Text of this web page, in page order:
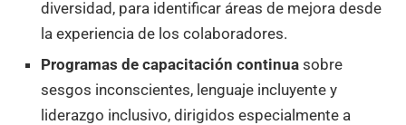
diversidad, para identificar áreas de mejora desde
la experiencia de los colaboradores.
Programas de capacitación continua sobre
sesgos inconscientes, lenguaje incluyente y
liderazgo inclusivo, dirigidos especialmente a